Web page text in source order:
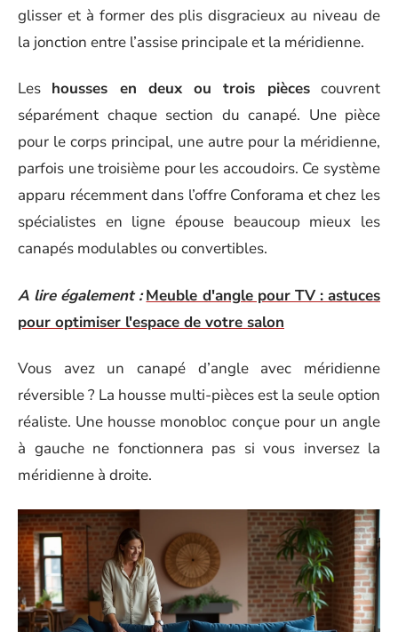
glisser et à former des plis disgracieux au niveau de
la jonction entre l’assise principale et la méridienne.
Les housses en deux ou trois piècescouvrent
séparément chaque section du canapé. Une pièce
pour le corps principal, une autre pour la méridienne,
parfois une troisième pour les accoudoirs. Ce système
apparu récemment dans l’offre Conforama et chez les
spécialistes en ligne épouse beaucoup mieux les
canapés modulables ou convertibles.
A lire également : Meuble d'angle pour TV : astuces
pour optimiser l'espace de votre salon
Vous avez un canapé d’angle avec méridienne
réversible ? La housse multi-pièces est la seule option
réaliste. Une housse monobloc conçue pour un angle
à gauche ne fonctionnera pas si vous inversez la
méridienne à droite.